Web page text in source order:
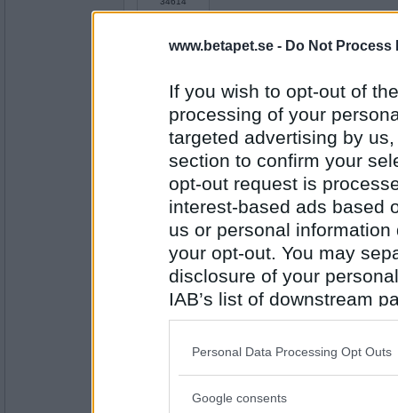
www.betapet.se - Do Not Process
If you wish to opt-out of
processing of your
targeted advertising by
section to confirm your
opt-out request is
interest-based ads based
us or personal
your opt-out. You may
disclosure of your
IAB’s list of downstream
also be disclosed by us
Downstream Participants
Please note that this
Personal Data Processing Opt Outs
Google consents
Antal inlägg:
27944
Blåbär
Antal inlägg:
15624
gå mot röd gubbe
putta i någon i sjön eller gå och få en
BetaBAM
Antal inlägg: